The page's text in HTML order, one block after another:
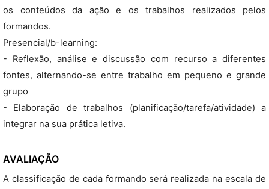
os conteúdos da ação e os trabalhos realizados pelos
formandos.
Presencial/b-learning:
- Reflexão, análise e discussão com recurso a diferentes
fontes, alternando-se entre trabalho em pequeno e grande
grupo
- Elaboração de trabalhos (planificação/tarefa/atividade) a
integrar na sua prática letiva.
AVALIAÇÃO
A classificação de cada formando será realizada na escala de